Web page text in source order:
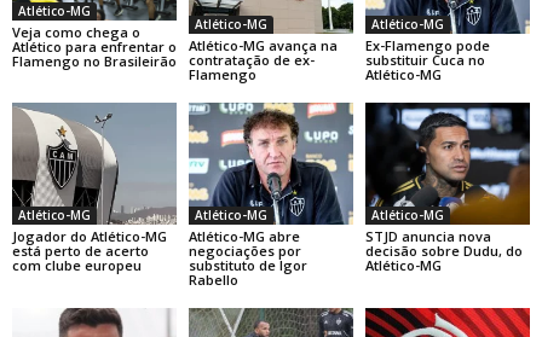
Atlético-MG
Veja como chega o
Atlético para enfrentar o
Flamengo no Brasileirão
Atlético-MG
Atlético-MG avança na
contratação de ex-
Flamengo
Atlético-MG
Ex-Flamengo pode
substituir Cuca no
Atlético-MG
Atlético-MG
Jogador do Atlético-MG
está perto de acerto
com clube europeu
Atlético-MG
Atlético-MG abre
negociações por
substituto de Igor
Rabello
Atlético-MG
STJD anuncia nova
decisão sobre Dudu, do
Atlético-MG